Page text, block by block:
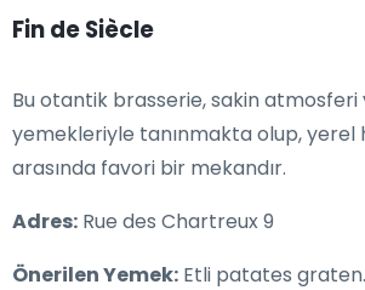
Fin de Siècle
Bu otantik brasserie, sakin atmosferi
yemekleriyle tanınmakta olup, yerel
arasında favori bir mekandır.
Adres: Rue des Chartreux 9
Önerilen Yemek: Etli patates graten.